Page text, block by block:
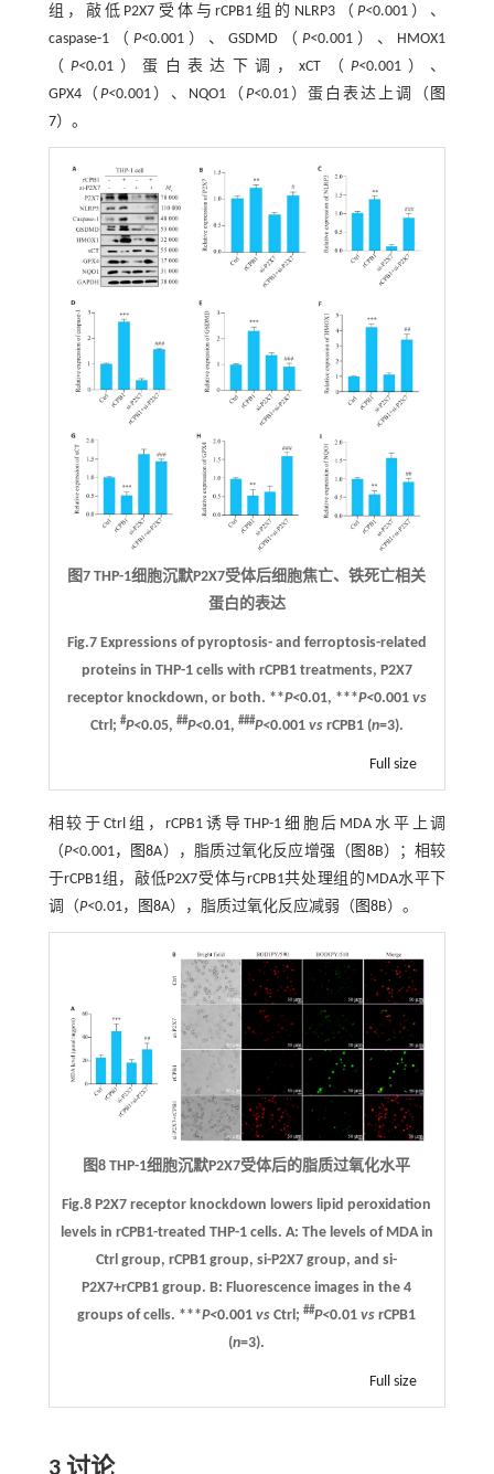
组，敲低P2X7受体与rCPB1组的NLRP3（P<0.001）、
caspase-1（ P<0.001）、GSDMD（P<0.001）、HMOX1
（ P<0.01）蛋白表达下调，xCT（ P<0.001）、
GPX4（P<0.001）、NQO1（ P<0.01）蛋白表达上调（ 图
7）。
图7 THP-1细胞沉默P2X7受体后细胞焦亡、铁死亡相关
蛋白的表达
Fig.7 Expressions of pyroptosis- and ferroptosis-related
proteins in THP-1 cells with rCPB1 treatments, P2X7
receptor knockdown, or both. **P<0.01, ***P<0.001 vs
Ctrl; #P<0.05, ##P<0.01, ###P<0.001 vsrCPB1 (n=3).
Full size
相较于Ctrl组，rCPB1诱导THP-1细胞后MDA水平上调
（P<0.001， 图8A），脂质过氧化反应增强（ 图8B）；相较
于rCPB1组，敲低P2X7受体与rCPB1共处理组的MDA水平下
调（P<0.01， 图8A），脂质过氧化反应减弱（ 图8B）。
图8 THP-1细胞沉默P2X7受体后的脂质过氧化水平
Fig.8 P2X7 receptor knockdown lowers lipid peroxidation
levels in rCPB1-treated THP-1 cells. A: The levels of MDA in
Ctrl group, rCPB1 group, si-P2X7 group, and si-
P2X7+rCPB1 group.B: Fluorescence images in the 4
groups of cells. ***P<0.001vs Ctrl;##P<0.01vs rCPB1
(n=3).
Full size